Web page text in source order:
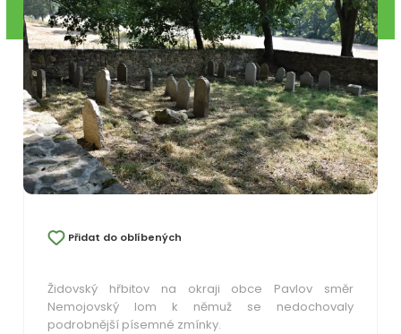
Přidat do oblíbených
Židovský hřbitov na okraji obce Pavlov směr
Nemojovský lom k němuž se nedochovaly
podrobnější písemné zmínky.